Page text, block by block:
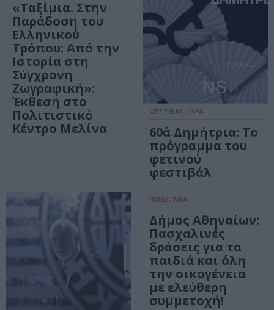
«Ταξίμια. Στην
Παράδοση του
Ελληνικού
Τρόπου: Από την
Ιστορία στη
Σύγχρονη
Ζωγραφική»:
Έκθεση στο
Πολιτιστικό
Κέντρο Μελίνα
ΦΕΣΤΙΒΑΛ / ΝΕΑ
60ά Δημήτρια: Το
πρόγραμμα του
φετινού
φεστιβάλ
ΠΑΙΔΙ / ΝΕΑ
Δήμος Αθηναίων:
Πασχαλινές
δράσεις για τα
παιδιά και όλη
την οικογένεια
με ελεύθερη
συμμετοχή!